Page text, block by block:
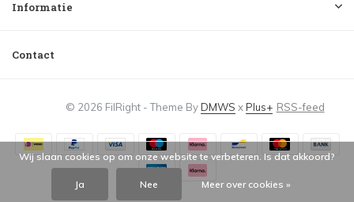
Informatie
Contact
© 2026 FilRight - Theme ByDMWS xPlus+ RSS-feed
Wij slaan cookies op om onze website te verbeteren. Is dat akkoord?
Ja Nee Meer over cookies »